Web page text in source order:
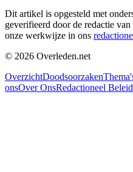
Dit artikel is opgesteld met
geverifieerd door de redactie
onze werkwijze in ons
© 2026 Overleden.net
OverzichtDoodsoorzaken
onsOver OnsRedactioneel Beleid